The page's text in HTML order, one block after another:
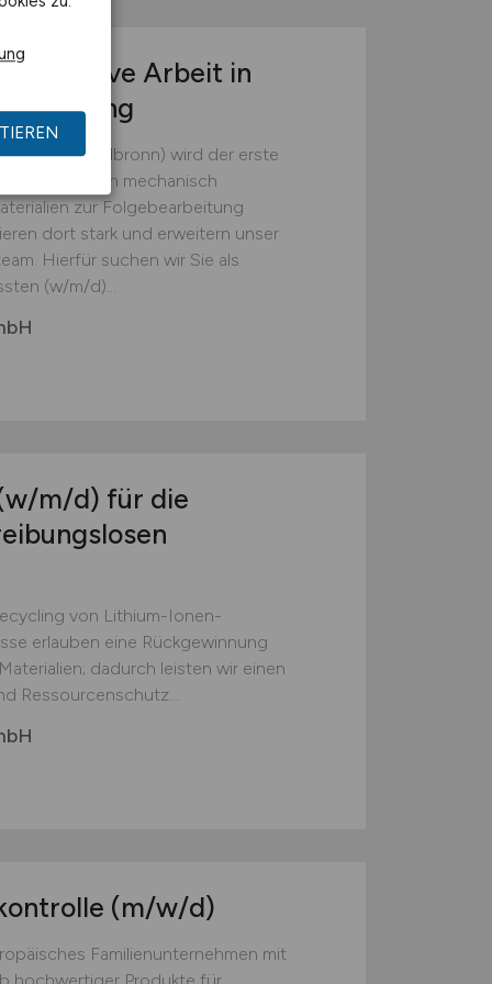
operative Arbeit in
Heilbronn) wird der erste
die Batterien mechanisch
zur Folgebearbeitung
dort stark und erweitern unser
Hierfür suchen wir Sie als
(w/m/d)...
m/d) für die
von Lithium-Ionen-
erlauben eine Rückgewinnung
dadurch leisten wir einen
Ressourcenschutz....
(m/w/d)
Familienunternehmen mit